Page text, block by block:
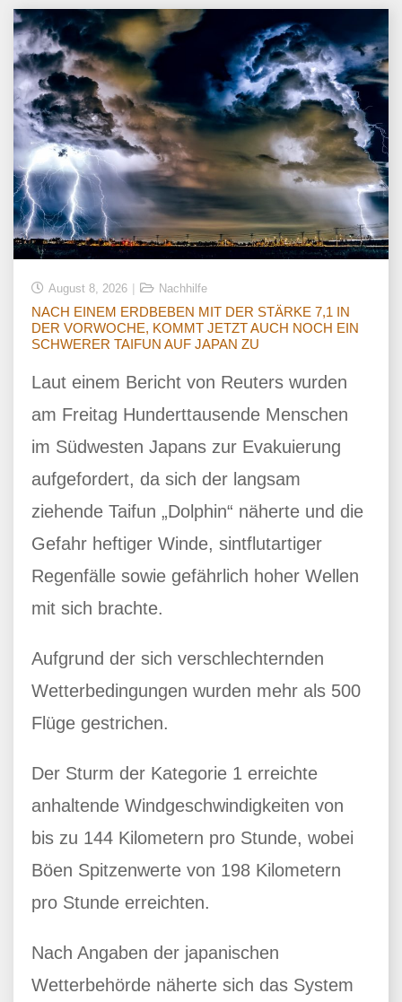
August 8, 2026 Nachhilfe
NACH EINEM ERDBEBEN MIT DER STÄRKE 7,1 IN
DER VORWOCHE, KOMMT JETZT AUCH NOCH EIN
SCHWERER TAIFUN AUF JAPAN ZU
Laut einem Bericht von Reuters wurden
am Freitag Hunderttausende Menschen
im Südwesten Japans zur Evakuierung
aufgefordert, da sich der langsam
ziehende Taifun „Dolphin“ näherte und die
Gefahr heftiger Winde, sintflutartiger
Regenfälle sowie gefährlich hoher Wellen
mit sich brachte.
Aufgrund der sich verschlechternden
Wetterbedingungen wurden mehr als 500
Flüge gestrichen.
Der Sturm der Kategorie 1 erreichte
anhaltende Windgeschwindigkeiten von
bis zu 144 Kilometern pro Stunde, wobei
Böen Spitzenwerte von 198 Kilometern
pro Stunde erreichten.
Nach Angaben der japanischen
Wetterbehörde näherte sich das System